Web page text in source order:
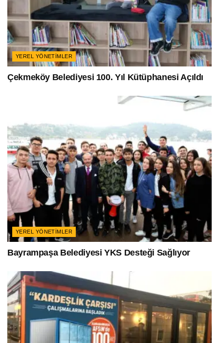
YEREL YÖNETIMLER
Çekmeköy Belediyesi 100. Yıl Kütüphanesi Açıldı
YEREL YÖNETIMLER
Bayrampaşa Belediyesi YKS Desteği Sağlıyor